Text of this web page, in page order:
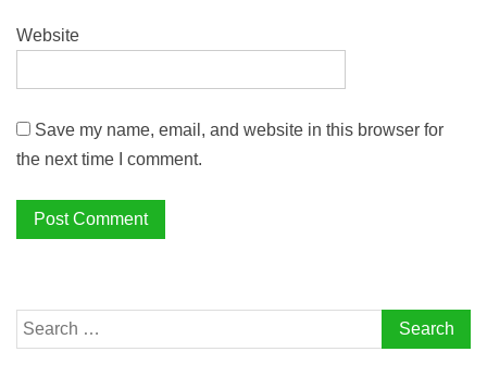
Website
Save my name, email, and website in this browser for
the next time I comment.
Search
for: